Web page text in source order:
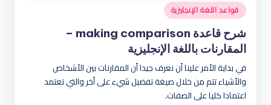
نُشر
في
قواعد اللغة الإنجليزية
شرح قاعدة making comparison –
المقارنات باللغة الإنجليزية
في بداية الأمر علينا أن نعرف جيدا أن المقارنات بين الأشخاص
والأشياء تتم من خلال صيغة تفضيل شيء على أخر والتي تعتمد
اعتمادا كليا على الصفات.